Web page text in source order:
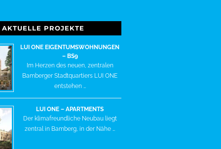
AKTUELLE PROJEKTE
LUI ONE EIGENTUMSWOHNUNGEN
– BS9
Im Herzen des neuen, zentralen
Bamberger Stadtquartiers LUI ONE
entstehen …
LUI ONE – APARTMENTS
Der klimafreundliche Neubau liegt
zentral in Bamberg, in der Nähe …